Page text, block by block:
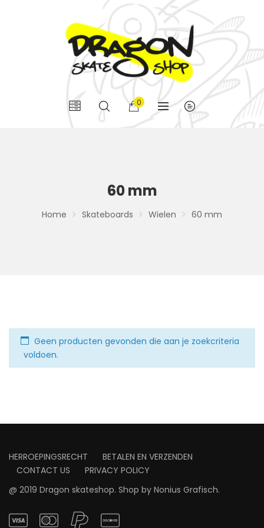
0
60 mm
Home Skateboards Wielen 60 mm
Geen producten gevonden die aan je zoekcriteria
voldoen.
HERROEPINGSRECHT
BETALEN EN VERZENDEN
CONTACT US
PRIVACY POLICY
@ 2019 Dragon skateshop. Shop by Nonius Grafisch.